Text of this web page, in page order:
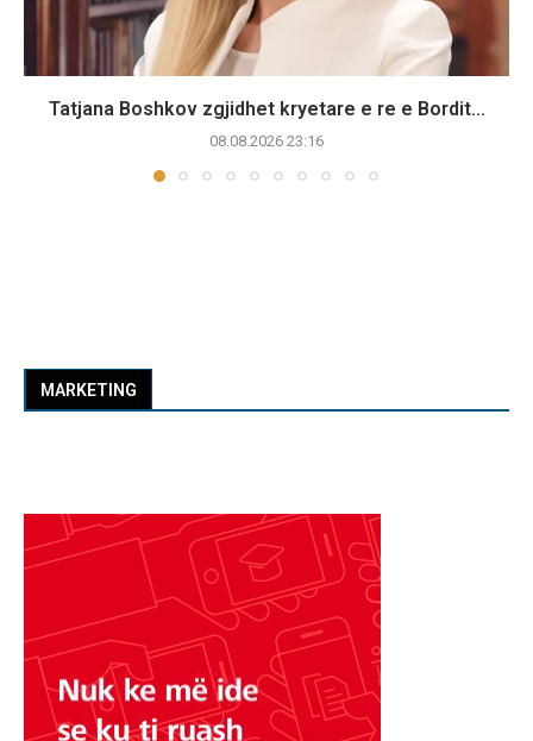
Tatjana Boshkov zgjidhet kryetare e re e Bordit...
08.08.2026 23:16
MARKETING